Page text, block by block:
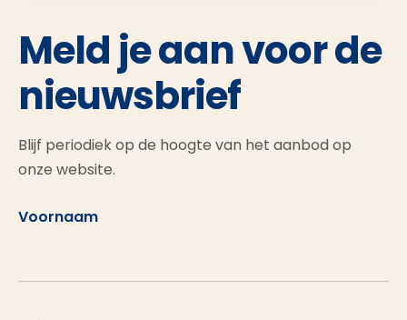
Meld je aan voor de
nieuwsbrief
Blijf periodiek op de hoogte van het aanbod op
onze website.
Voornaam